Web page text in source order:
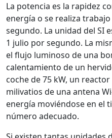
La potencia es la rapidez
energía o se realiza
segundo. La unidad del SI
1 julio por segundo. La
el flujo luminoso de una
calentamiento de un
coche de 75 kW, un
milivatios de una antena
energía moviéndose en el
número adecuado.